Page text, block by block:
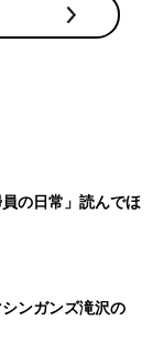
の日常」読んでほ
ンガンズ滝沢の